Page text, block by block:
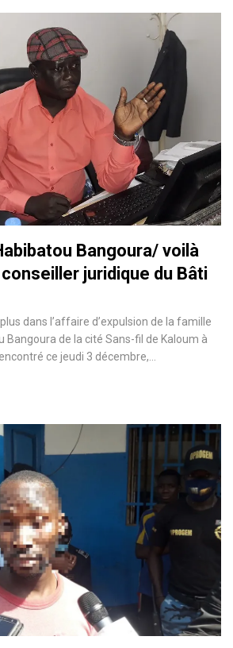
Bangoura/ voilà
conseiller juridique du Bâti
dans l’affaire d’expulsion de la famille
Bangoura de la cité Sans-fil de Kaloum à
ce jeudi 3 décembre,